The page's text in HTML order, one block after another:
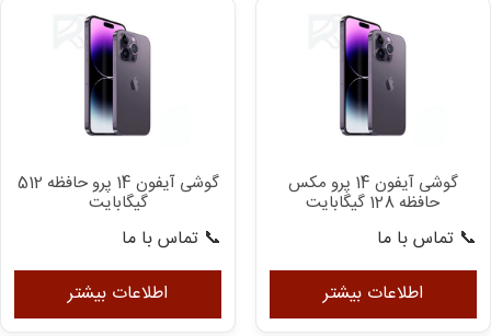
گوشی آیفون 14 پرو مکس
حافظه 128 گیگابایت
📞 تماس با ما
اطلاعات بیشتر
گوشی آیفون 14 پرو حافظه 512
گیگابایت
📞 تماس با ما
اطلاعات بیشتر